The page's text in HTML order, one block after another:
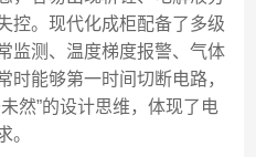
控。现代化成柜配备了多级
监测、温度梯度报警、气体
时能够第一时间切断电路，
然”的设计思维，体现了电
。